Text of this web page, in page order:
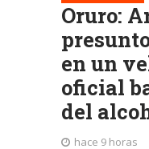
Oruro:
en un
oficial
del
hace 9 horas